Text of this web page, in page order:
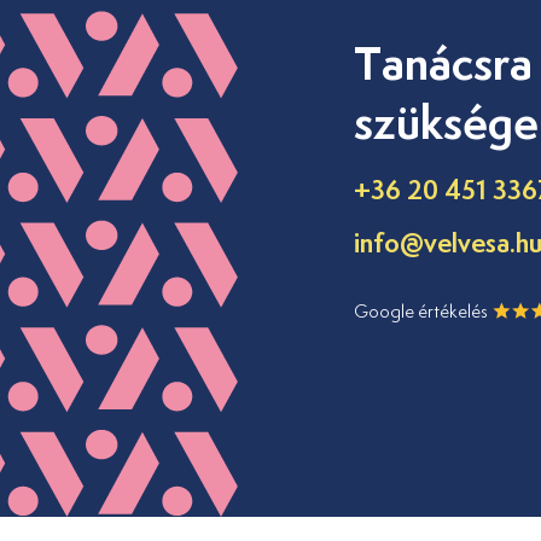
+36 20 451
info@velvesa.hu
Google értékelés